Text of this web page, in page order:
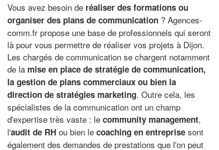
Vous avez besoin de réaliser des formations ou
organiser des plans de communication ? Agences-
comm.fr propose une base de professionnels qui seront
là pour vous permettre de réaliser vos projets à Dijon.
Les chargés de communication se chargent notamment
de la mise en place de stratégie de communication,
la gestion de plans commerciaux ou bien la
direction de stratégies marketing. Outre cela, les
spécialistes de la communication ont un champ
d'expertise très vaste : le community management,
l'audit de RH ou bien le coaching en entreprise sont
également des demandes de prestations que l'on peut